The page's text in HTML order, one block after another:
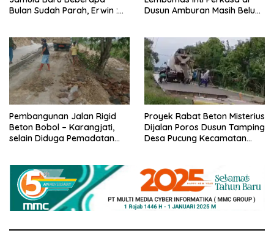
Bulan Sudah Parah, Erwin :
Dusun Amburan Masih Belum
Pembangunan Jalan Rigid
Beton Bobol – Karangjati,
selain Diduga Pemadatan
Proyek Rabat Beton Misterius
Dijalan Poros Dusun Tamping
Desa Pucung Kecamatan
Lemahnya Pengawasan.